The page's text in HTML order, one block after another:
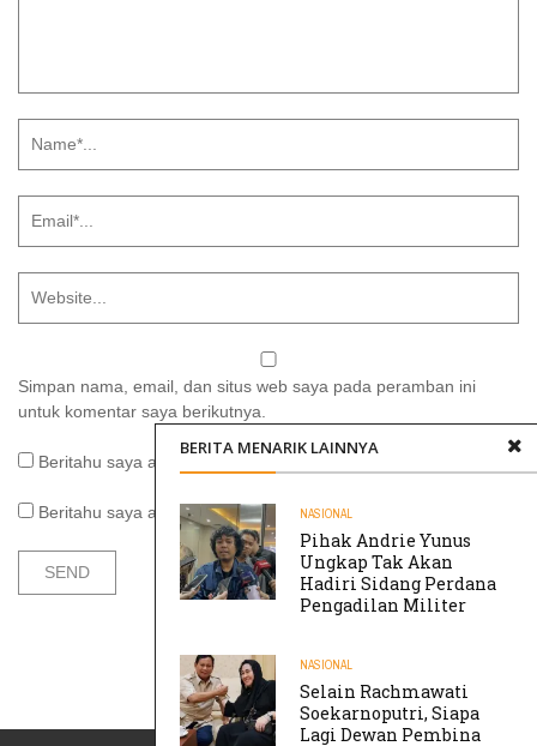
Simpan nama, email, dan situs web saya pada peramban ini
untuk komentar saya berikutnya.
Beritahu saya akan tindak lanjut komentar melalui surel.
Beritahu saya akan tulisan baru melalui surel.
BERITA MENARIK LAINNYA
NASIONAL
Pihak Andrie Yunus
Ungkap Tak Akan
Hadiri Sidang Perdana
Pengadilan Militer
NASIONAL
Selain Rachmawati
Soekarnoputri, Siapa
Lagi Dewan Pembina